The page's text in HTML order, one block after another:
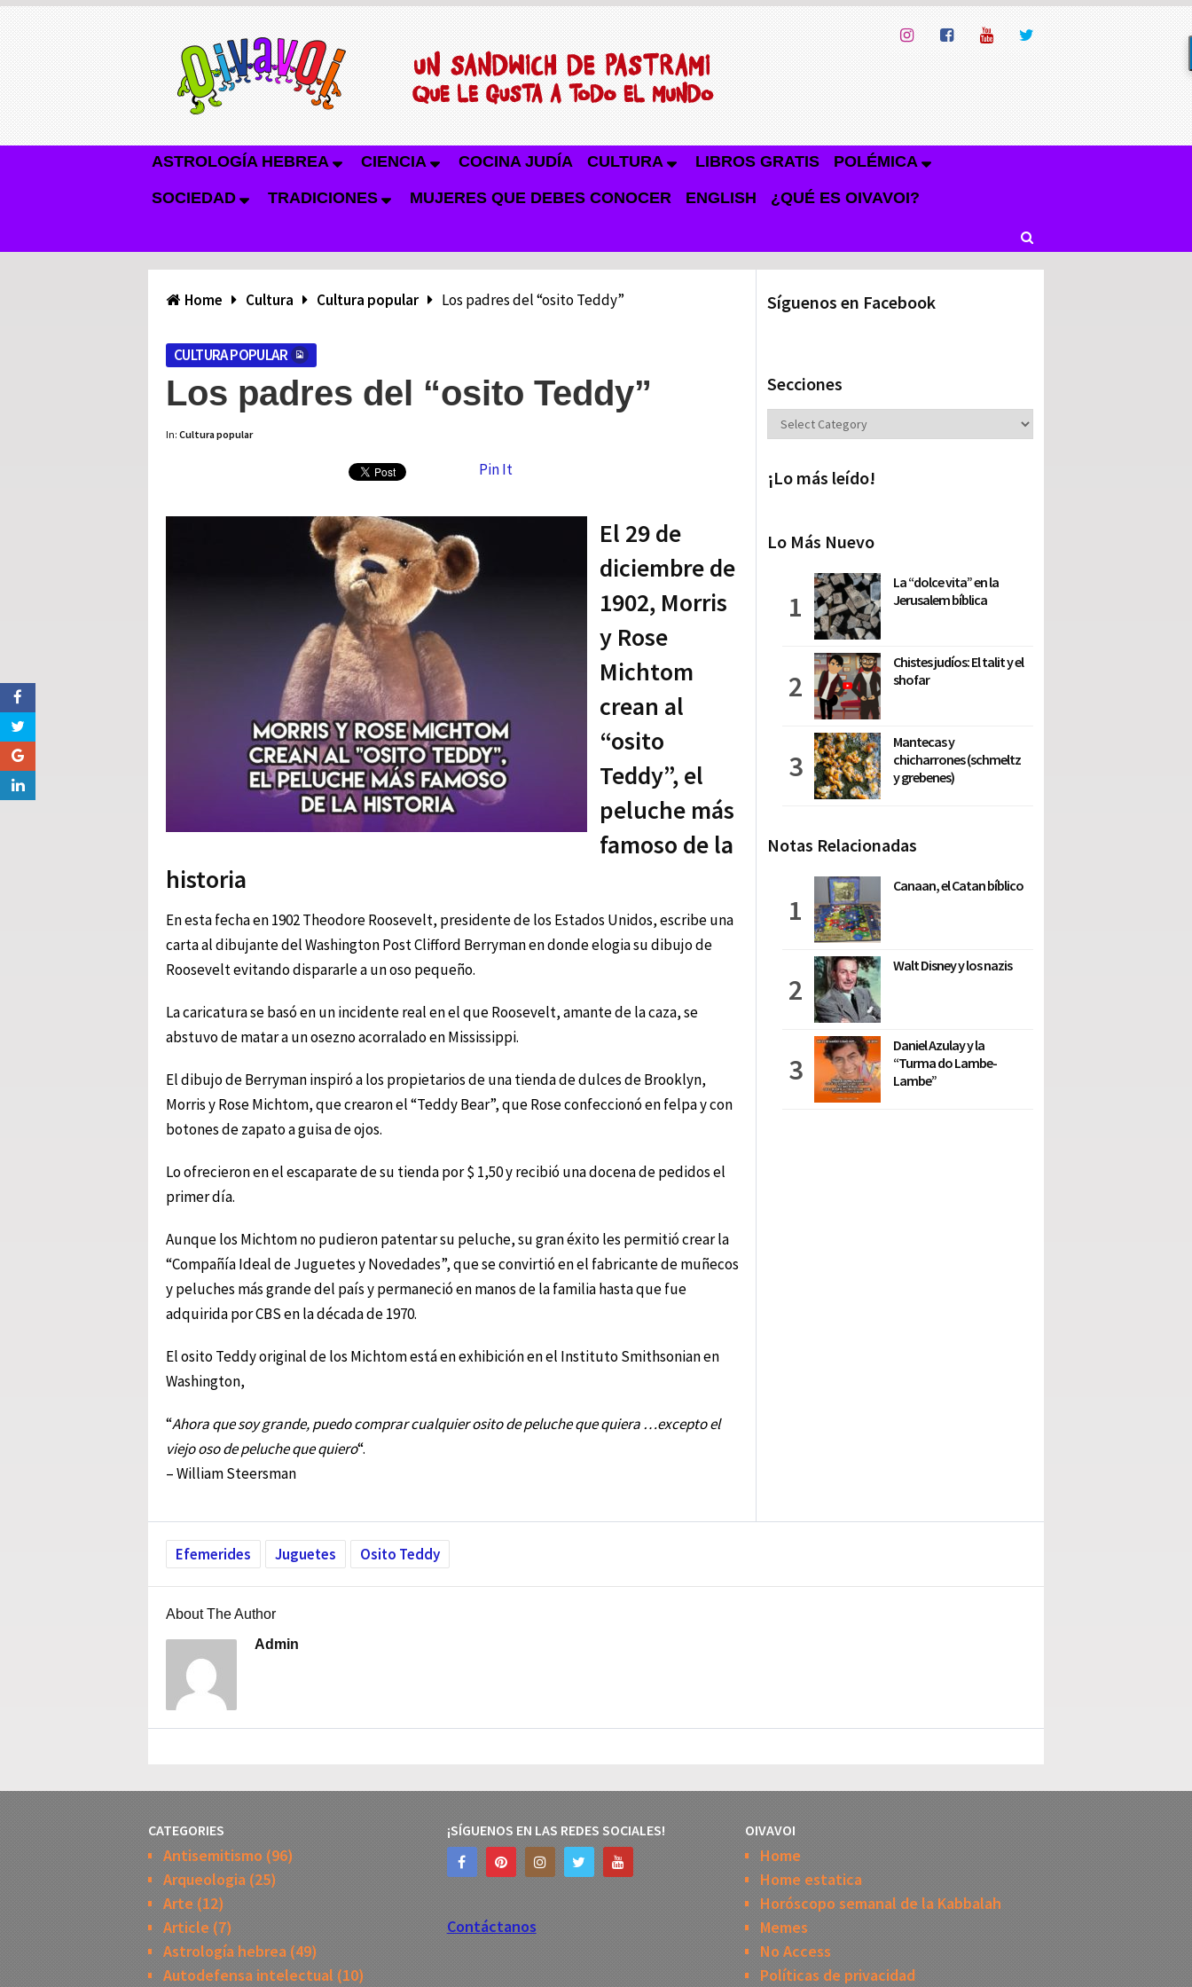
ASTROLOGÍA HEBREA CIENCIA COCINA JUDÍA CULTURA LIBROS GRATIS POLÉMICA
SOCIEDAD TRADICIONES MUJERES QUE DEBES CONOCER ENGLISH ¿QUÉ ES OIVAVOI?
Home Cultura Cultura popular Los padres del “osito Teddy”
CULTURA POPULAR
Los padres del “osito Teddy”
In: Cultura popular
Pin It
El 29 de
diciembre de
1902, Morris
y Rose
Michtom
crean al
“osito
Teddy”, el
peluche más
famoso de la
historia
En esta fecha en 1902 Theodore Roosevelt, presidente de los Estados Unidos, escribe una
carta al dibujante del Washington Post Clifford Berryman en donde elogia su dibujo de
Roosevelt evitando dispararle a un oso pequeño.
La caricatura se basó en un incidente real en el que Roosevelt, amante de la caza, se
abstuvo de matar a un osezno acorralado en Mississippi.
El dibujo de Berryman inspiró a los propietarios de una tienda de dulces de Brooklyn,
Morris y Rose Michtom, que crearon el “Teddy Bear”, que Rose confeccionó en felpa y con
botones de zapato a guisa de ojos.
Lo ofrecieron en el escaparate de su tienda por $ 1,50 y recibió una docena de pedidos el
primer día.
Aunque los Michtom no pudieron patentar su peluche, su gran éxito les permitió crear la
“Compañía Ideal de Juguetes y Novedades”, que se convirtió en el fabricante de muñecos
y peluches más grande del país y permaneció en manos de la familia hasta que fue
adquirida por CBS en la década de 1970.
El osito Teddy original de los Michtom está en exhibición en el Instituto Smithsonian en
Washington,
“Ahora que soy grande, puedo comprar cualquier osito de peluche que quiera …excepto el
viejo oso de peluche que quiero“.
– William Steersman
Síguenos en Facebook
Secciones
Secciones
¡Lo más leído!
Lo Más Nuevo
La “dolce vita” en la
Jerusalem bíblica
Chistes judíos: El talit y el
shofar
Mantecas y
chicharrones (schmeltz
y grebenes)
Notas Relacionadas
Canaan, el Catan bíblico
Walt Disney y los nazis
Daniel Azulay y la
“Turma do Lambe-
Lambe”
Efemerides Juguetes Osito Teddy
About The Author
Admin
CATEGORIES
Antisemitismo (96)
Arqueologia (25)
Arte (12)
Article (7)
Astrología hebrea (49)
Autodefensa intelectual (10)
¡SÍGUENOS EN LAS REDES SOCIALES!
Contáctanos
OIVAVOI
Home
Home estatica
Horóscopo semanal de la Kabbalah
Memes
No Access
Políticas de privacidad